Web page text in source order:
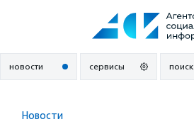
новости сервисы поиск
Новости